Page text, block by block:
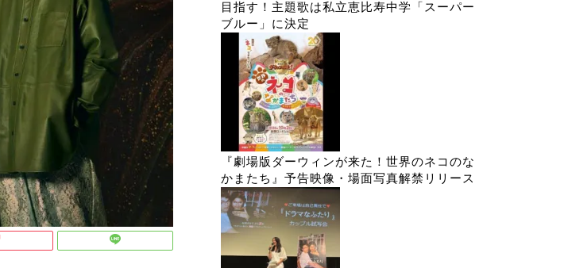
目指す！主題歌は私立恵比寿中学「スーパー
ブルー」に決定
『劇場版ダーウィンが来た！世界のネコのな
かまたち』予告映像・場面写真解禁リリース